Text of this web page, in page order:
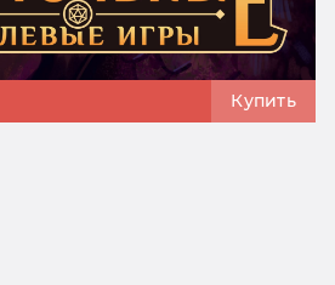
Купить